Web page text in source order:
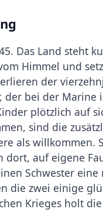
Das Land steht
Himmel und
der
der bei der
plötzlich auf
sind die
als willkommen.
dort, auf eigene
Schwester
die zwei einige
Krieges holt